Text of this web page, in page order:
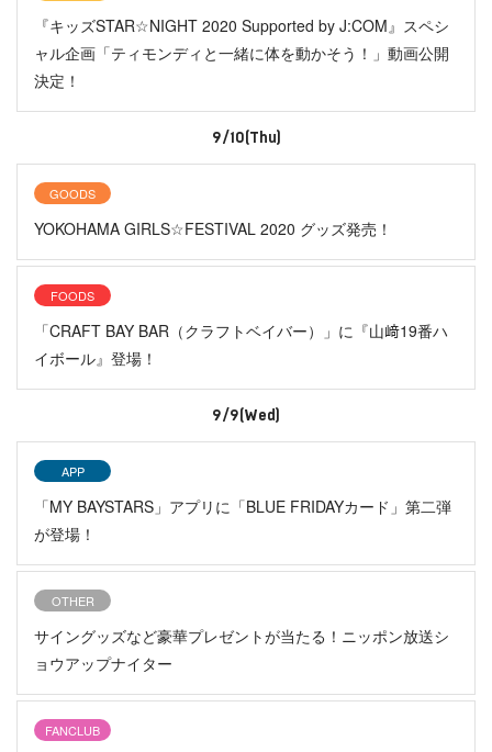
『キッズSTAR☆NIGHT 2020 Supported by J:COM』スペシ
ャル企画「ティモンディと一緒に体を動かそう！」動画公開
決定！
9/10(Thu)
GOODS
YOKOHAMA GIRLS☆FESTIVAL 2020 グッズ発売！
FOODS
「CRAFT BAY BAR（クラフトベイバー）」に『山﨑19番ハ
イボール』登場！
9/9(Wed)
APP
「MY BAYSTARS」アプリに「BLUE FRIDAYカード」第二弾
が登場！
OTHER
サイングッズなど豪華プレゼントが当たる！ニッポン放送シ
ョウアップナイター
FANCLUB